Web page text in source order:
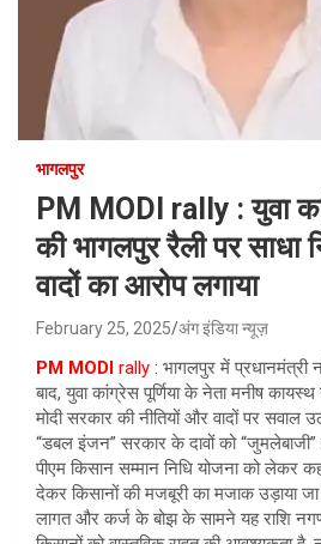
भागलपुर
PM MODI rally : युवा
की भागलपुर रैली पर साधा
वादों का आरोप लगाया
February 25, 2025 अंग इंडिया न्यूज़
PM MODI rally : भागलपुर में प्रधानमंत्री
बाद, युवा कांग्रेस पूर्णिया के नेता मनीष
मोदी सरकार की नीतियों और वादों पर सवाल
“डबल इंजन” सरकार के दावों को
पीएम किसान सम्मान निधि योजना को लेकर
देकर किसानों की मजबूरी का मजाक उड़ाया
लागत और कर्ज के बोझ के सामने यह राशि